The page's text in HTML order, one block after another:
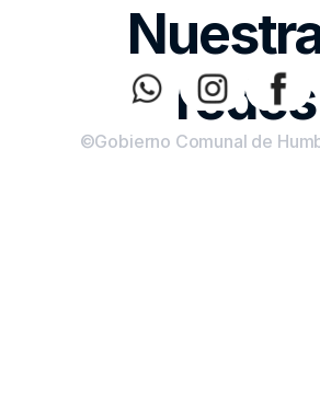
redes
©Gobierno Comunal de